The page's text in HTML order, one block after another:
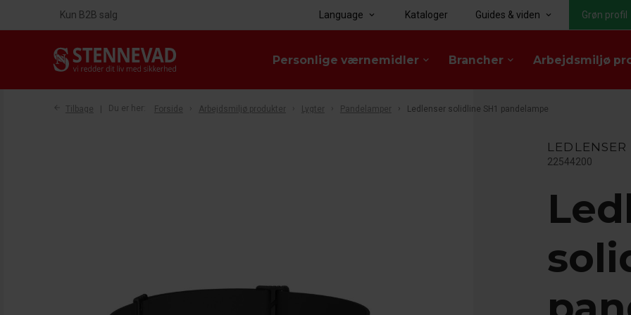
Personlige værnemidler keyboard_arrow_down Brancher keyboard_arrow_down Arbejdsmiljø
Kun B2B salg Language keyboard_arrow_down Kataloger Guides & viden keyboard_arrow_down Grøn profil
Tilbage Du er her: Forside Arbejdsmiljø produkter Lygter Pandelamper Ledlenser solidline SH1 pandelampe
LEDLENSER
22544200